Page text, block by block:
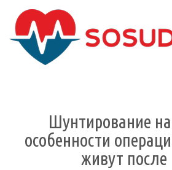
Шунтирование
особенности
живут после